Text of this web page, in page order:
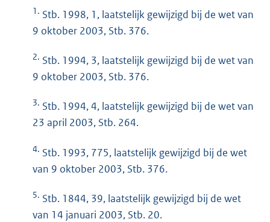
1. Stb. 1998, 1, laatstelijk gewijzigd bij de wet van
9 oktober 2003, Stb. 376.
2. Stb. 1994, 3, laatstelijk gewijzigd bij de wet van
9 oktober 2003, Stb. 376.
3. Stb. 1994, 4, laatstelijk gewijzigd bij de wet van
23 april 2003, Stb. 264.
4. Stb. 1993, 775, laatstelijk gewijzigd bij de wet
van 9 oktober 2003, Stb. 376.
5. Stb. 1844, 39, laatstelijk gewijzigd bij de wet
van 14 januari 2003, Stb. 20.